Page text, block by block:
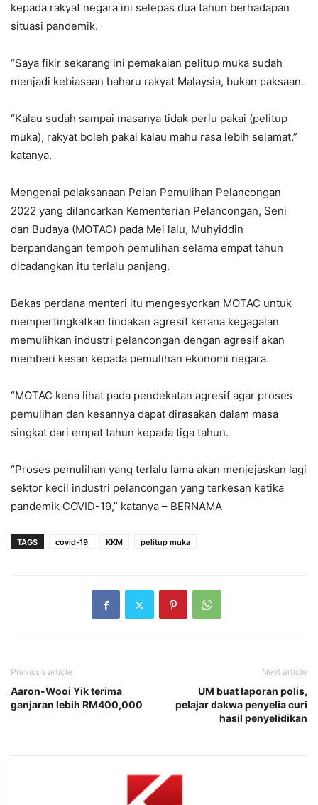
kepada rakyat negara ini selepas dua tahun berhadapan
situasi pandemik.
“Saya fikir sekarang ini pemakaian pelitup muka sudah
menjadi kebiasaan baharu rakyat Malaysia, bukan paksaan.
“Kalau sudah sampai masanya tidak perlu pakai (pelitup
muka), rakyat boleh pakai kalau mahu rasa lebih selamat,”
katanya.
Mengenai pelaksanaan Pelan Pemulihan Pelancongan
2022 yang dilancarkan Kementerian Pelancongan, Seni
dan Budaya (MOTAC) pada Mei lalu, Muhyiddin
berpandangan tempoh pemulihan selama empat tahun
dicadangkan itu terlalu panjang.
Bekas perdana menteri itu mengesyorkan MOTAC untuk
mempertingkatkan tindakan agresif kerana kegagalan
memulihkan industri pelancongan dengan agresif akan
memberi kesan kepada pemulihan ekonomi negara.
“MOTAC kena lihat pada pendekatan agresif agar proses
pemulihan dan kesannya dapat dirasakan dalam masa
singkat dari empat tahun kepada tiga tahun.
“Proses pemulihan yang terlalu lama akan menjejaskan lagi
sektor kecil industri pelancongan yang terkesan ketika
pandemik COVID-19,” katanya – BERNAMA
TAGS covid-19 KKM pelitup muka
Previous article
Aaron-Wooi Yik terima
ganjaran lebih RM400,000
Next article
UM buat laporan polis,
pelajar dakwa penyelia curi
hasil penyelidikan